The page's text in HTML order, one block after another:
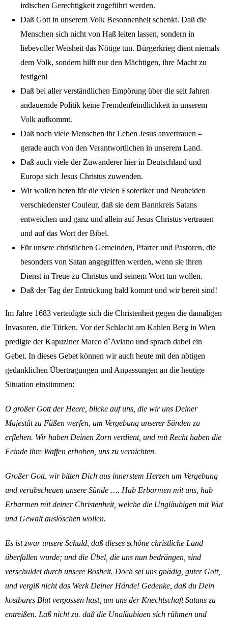
irdischen Gerechtigkeit zugeführt werden.
Daß Gott in unserem Volk Besonnenheit schenkt. Daß die
Menschen sich nicht von Haß leiten lassen, sondern in
liebevoller Weisheit das Nötige tun. Bürgerkrieg dient niemals
dem Volk, sondern hilft nur den Mächtigen, ihre Macht zu
festigen!
Daß bei aller verständlichen Empörung über die seit Jahren
andauernde Politik keine Fremdenfeindlichkeit in unserem
Volk aufkommt.
Daß noch viele Menschen ihr Leben Jesus anvertrauen –
gerade auch von den Verantwortlichen in unserem Land.
Daß auch viele der Zuwanderer hier in Deutschland und
Europa sich Jesus Christus zuwenden.
Wir wollen beten für die vielen Esoteriker und Neuheiden
verschiedenster Couleur, daß sie dem Bannkreis Satans
entweichen und ganz und allein auf Jesus Christus vertrauen
und auf das Wort der Bibel.
Für unsere christlichen Gemeinden, Pfarrer und Pastoren, die
besonders von Satan angegriffen werden, wenn sie ihren
Dienst in Treue zu Christus und seinem Wort tun wollen.
Daß der Tag der Entrückung bald kommt und wir bereit sind!
Im Jahre 1683 verteidigte sich die Christenheit gegen die damaligen
Invasoren, die Türken. Vor der Schlacht am Kahlen Berg in Wien
predigte der Kapuziner Marco d`Aviano und sprach dabei ein
Gebet. In dieses Gebet können wir auch heute mit den nötigen
gedanklichen Übertragungen und Anpassungen an die heutige
Situation einstimmen:
O großer Gott der Heere, blicke auf uns, die wir uns Deiner
Majestät zu Füßen werfen, um Vergebung unserer Sünden zu
erflehen. Wir haben Deinen Zorn verdient, und mit Recht haben die
Feinde ihre Waffen erhoben, uns zu vernichten.
Großer Gott, wir bitten Dich aus innerstem Herzen um Vergebung
und verabscheuen unsere Sünde …. Hab Erbarmen mit uns, hab
Erbarmen mit deiner Christenheit, welche die Ungläubigen mit Wut
und Gewalt auslöschen wollen.
Es ist zwar unsere Schuld, daß dieses schöne christliche Land
überfallen wurde; und die Übel, die uns nun bedrängen, sind
verschuldet durch unsere Bosheit. Doch sei uns gnädig, guter Gott,
und vergiß nicht das Werk Deiner Hände! Gedenke, daß du Dein
kostbares Blut vergossen hast, um uns der Knechtschaft Satans zu
entreißen. Laß nicht zu, daß die Ungläubigen sich rühmen und